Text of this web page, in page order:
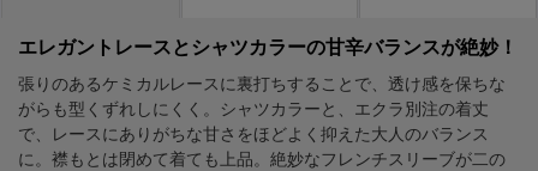
エレガントレースとシャツカラーの甘辛バランスが絶妙！
張りのあるケミカルレースに裏打ちすることで、透け感を保ちな
がらも型くずれしにくく。シャツカラーと、エクラ別注の着丈
で、レースにありがちな甘さをほどよく抑えた大人のバランス
に。襟もとは閉めて着ても上品。絶妙なフレンチスリーブが二の